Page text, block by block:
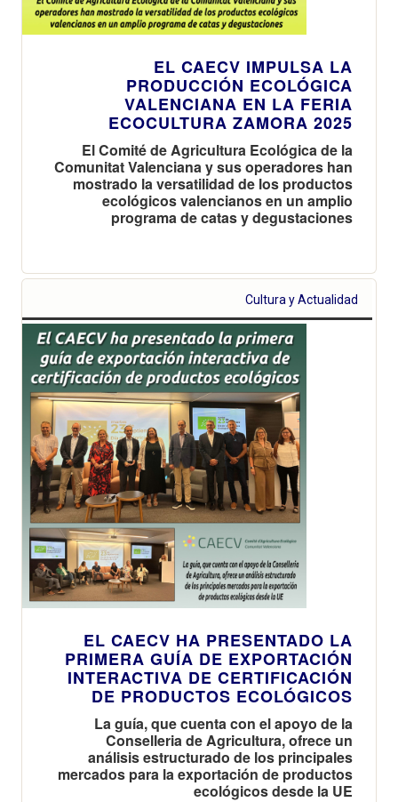
EL CAECV IMPULSA LA
PRODUCCIÓN ECOLÓGICA
VALENCIANA EN LA FERIA
ECOCULTURA ZAMORA 2025
El Comité de Agricultura Ecológica de la
Comunitat Valenciana y sus operadores han
mostrado la versatilidad de los productos
ecológicos valencianos en un amplio
programa de catas y degustaciones
Cultura y Actualidad
EL CAECV HA PRESENTADO LA
PRIMERA GUÍA DE EXPORTACIÓN
INTERACTIVA DE CERTIFICACIÓN
DE PRODUCTOS ECOLÓGICOS
La guía, que cuenta con el apoyo de la
Conselleria de Agricultura, ofrece un
análisis estructurado de los principales
mercados para la exportación de productos
ecológicos desde la UE